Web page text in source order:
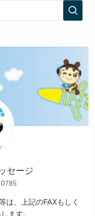
セージ
は、上記のFAXもしく
ます。